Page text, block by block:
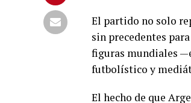
El partido no solo
sin precedentes
figuras mundiales
futbolístico y
El hecho de que